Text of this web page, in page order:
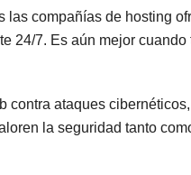
las compañías de hosting
24/7. Es aún mejor
contra ataques
la seguridad tanto